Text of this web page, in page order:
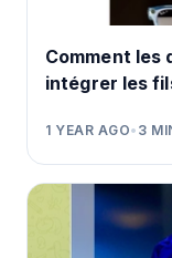
Comment les
intégrer les
1 YEAR AGO• 3